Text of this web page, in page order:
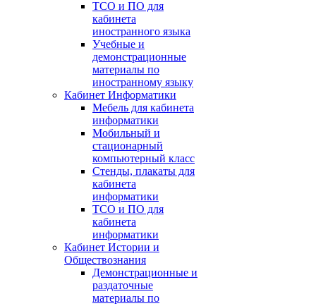
ТСО и ПО для
кабинета
иностранного языка
Учебные и
демонстрационные
материалы по
иностранному языку
Кабинет Информатики
Мебель для кабинета
информатики
Мобильный и
стационарный
компьютерный класс
Стенды, плакаты для
кабинета
информатики
ТСО и ПО для
кабинета
информатики
Кабинет Истории и
Обществознания
Демонстрационные и
раздаточные
материалы по